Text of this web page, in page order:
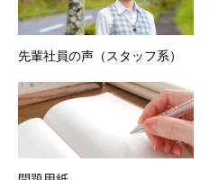
先輩社員の声（スタッフ系）